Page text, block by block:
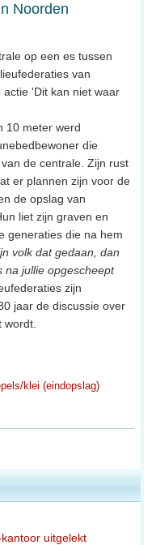
uitgelekt
Noorden
op een es tussen
van
'Dit kan niet waar
10 meter werd
die
de centrale. Zijn rust
er plannen zijn voor de
de opslag van
liet zijn graven en
generaties die na hem
volk dat gedaan, dan
na jullie opgescheept
zijn
jaar de discussie over
wordt.
klei (eindopslag)